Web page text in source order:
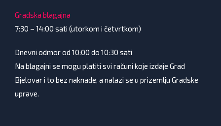
Gradska blagajna
7:30 – 14:00 sati (utorkom i četvrtkom)
Dnevni odmor od 10:00 do 10:30 sati
Na blagajni se mogu platiti svi računi koje izdaje Grad
Bjelovar i to bez naknade, a nalazi se u prizemlju Gradske
uprave.